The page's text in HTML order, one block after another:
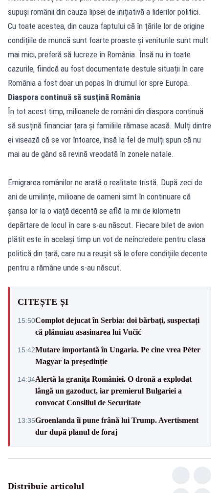
supuși românii din cauza lipsei de inițiativă a liderilor politici.
Cu toate acestea, din cauza faptului că în țările lor de origine
condițiile de muncă sunt foarte proaste și veniturile sunt mult
mai mici, preferă să lucreze în România. Însă nu în toate
cazurile, fiindcă au fost documentate destule situații în care
România a fost doar un popas în drumul lor spre Europa.
Diaspora continuă să susțină România
În tot acest timp, milioanele de români din diaspora continuă
să susțină financiar țara și familiile rămase acasă. Mulți dintre
ei visează că se vor întoarce, însă la fel de mulți spun că nu
mai au de gând să revină vreodată în zonele natale.
Emigrarea românilor ne arată o realitate tristă. După zeci de
ani de umilințe, milioane de oameni simt în continuare că
șansa lor la o viață decentă se află la mii de kilometri
depărtare de locul în care s-au născut. Fiecare bilet de avion
plătit este în același timp un vot de neîncredere pentru clasa
politică din țară, care nu a reușit să le ofere condițiile decente
pentru a rămâne unde s-au născut.
CITEȘTE ȘI
15:50Complot dejucat în Serbia: doi bărbați, suspectați
că plănuiau asasinarea lui Vučić
15:42Mutare importantă în Ungaria. Pe cine vrea Péter
Magyar la președinție
14:34Alertă la granița României. O dronă a explodat
lângă un gazoduct, iar premierul Bulgariei a
convocat Consiliul de Securitate
13:35Groenlanda îi pune frână lui Trump. Avertisment
dur după planul de foraj
Distribuie articolul